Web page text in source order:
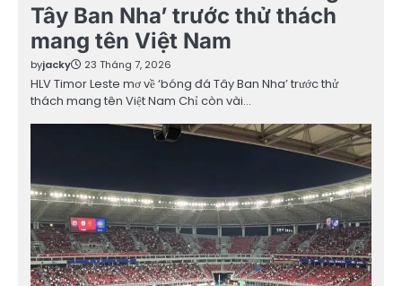
Tây Ban Nha’ trước thử thách
mang tên Việt Nam
byjacky 23 Tháng 7, 2026
HLV Timor Leste mơ về ‘bóng đá Tây Ban Nha’ trước thử
thách mang tên Việt Nam Chỉ còn vài…